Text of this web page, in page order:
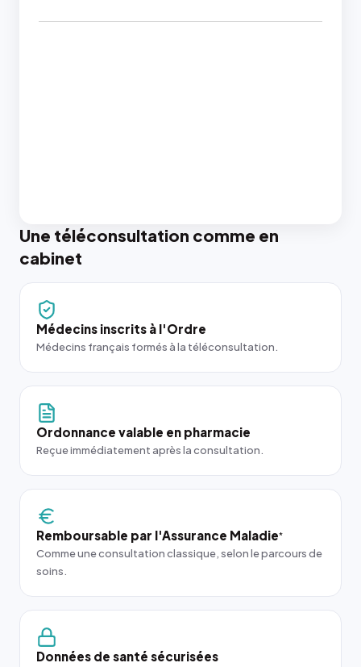
Une téléconsultation comme en
cabinet
Médecins inscrits à l'Ordre
Médecins français formés à la téléconsultation.
Ordonnance valable en pharmacie
Reçue immédiatement après la consultation.
Remboursable par l'Assurance Maladie*
Comme une consultation classique, selon le parcours de
soins.
Données de santé sécurisées